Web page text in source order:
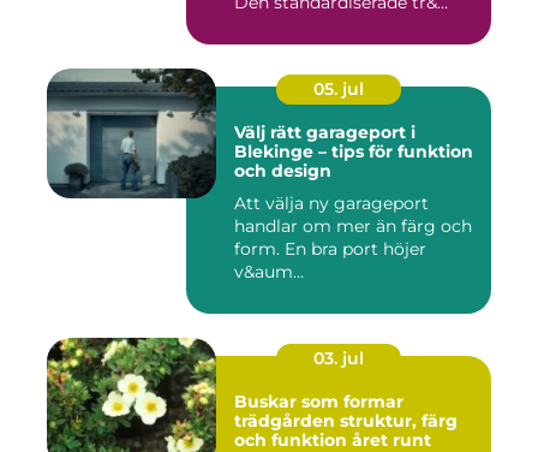
05. jul
Välj rätt garageport i
Blekinge – tips för funktion
och design
Att välja ny garageport
handlar om mer än färg och
form. En bra port höjer
v&aum...
03. jul
Buskar som formar
trädgården struktur, färg
och funktion året runt